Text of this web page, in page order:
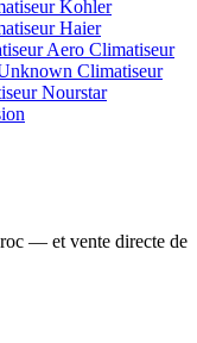
Kohler
Haier
Aero Climatiseur
Climatiseur
Nourstar
— et vente directe de